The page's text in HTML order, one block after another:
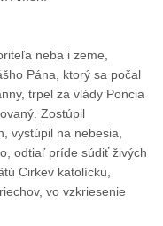
neba i zeme,
Pána, ktorý sa počal
trpel za vlády Poncia
Zostúpil
vystúpil na nebesia,
odtiaľ príde súdiť živých
Cirkev katolícku,
vo vzkriesenie